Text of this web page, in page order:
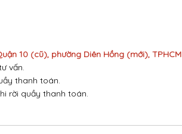
10 (cũ), phường Diên Hồng (mới), TPHCM
vấn.
thanh toán.
rời quầy thanh toán.